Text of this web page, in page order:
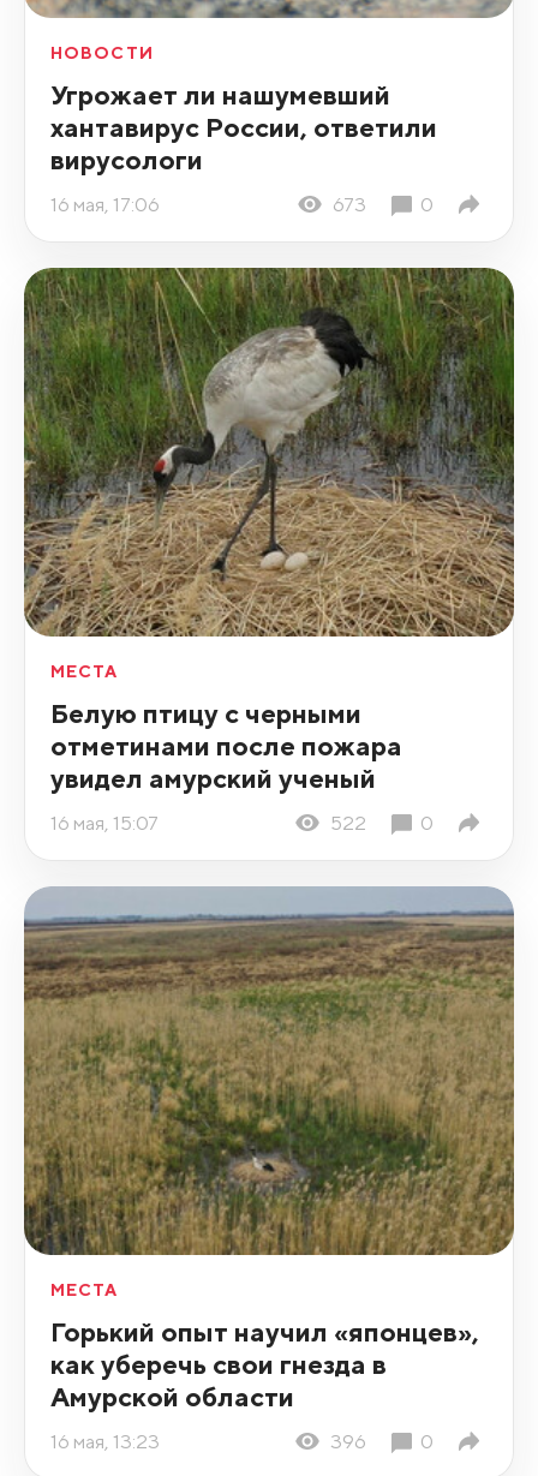
НОВОСТИ
Угрожает ли нашумевший
хантавирус России, ответили
вирусологи
16 мая, 17:06 673 0
МЕСТА
Белую птицу с черными
отметинами после пожара
увидел амурский ученый
16 мая, 15:07 522 0
МЕСТА
Горький опыт научил «японцев»,
как уберечь свои гнезда в
Амурской области
16 мая, 13:23 396 0